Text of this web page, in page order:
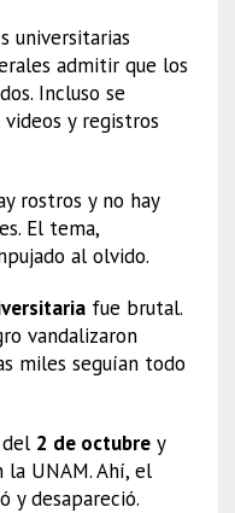
universitarias
admitir que los
Incluso se
y registros
rostros y no hay
El tema,
al olvido.
fue brutal.
vandalizaron
miles seguían todo
2 de octubrey
UNAM. Ahí, el
y desapareció.